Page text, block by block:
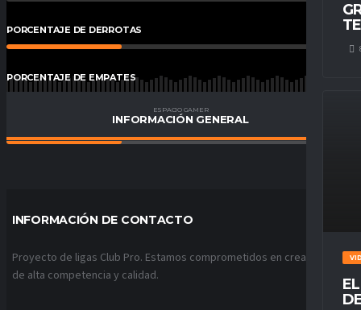
PORCENTAJE DE DERROTAS %
PORCENTAJE DE EMPATES
PORCENTAJE DE VICTORIAS
ESPACIO GAMER
INFORMACIÓN GENERAL
INFORMACIÓN DE CONTACTO
Proyecto de ligas Club Pro. Estamos comprometidos en crear ligas
de alta competencia y calidad.